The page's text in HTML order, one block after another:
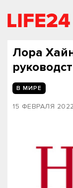
Лора
В МИРЕ
15 ФЕВРАЛЯ 2022